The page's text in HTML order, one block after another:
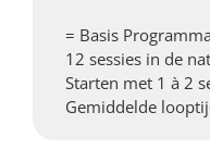
= Basis
12 sessies in de
Starten met 1 à 2
Gemiddelde